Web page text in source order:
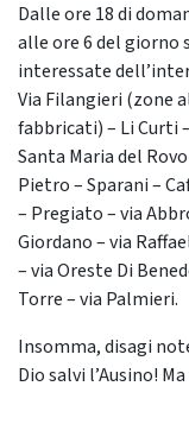
Dalle ore 18 di
alle ore 6 del giorno
interessate
Via Filangieri (zone
fabbricati) – Li Curti
Santa Maria del
Pietro – Sparani –
– Pregiato – via
Giordano – via
– via Oreste Di
Torre – via Palmieri.
Insomma, disagi
Dio salvi l’Ausino!